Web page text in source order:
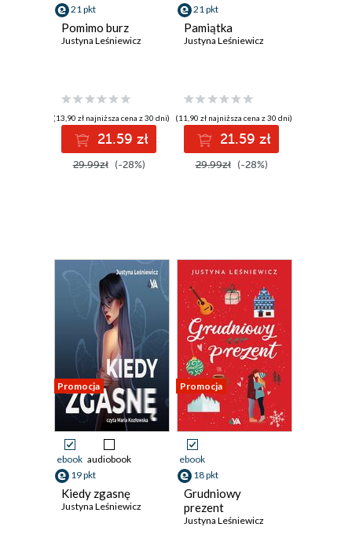
21 pkt
Pomimo burz
Justyna Leśniewicz
(13,90 zł najniższa cena z 30 dni)
21.59 zł
29.99zł (-28%)
21 pkt
Pamiątka
Justyna Leśniewicz
(11,90 zł najniższa cena z 30 dni)
21.59 zł
29.99zł (-28%)
Promocja
ebook audiobook
19 pkt
Kiedy zgasnę
Justyna Leśniewicz
Promocja
ebook
18 pkt
Grudniowy
prezent
Justyna Leśniewicz